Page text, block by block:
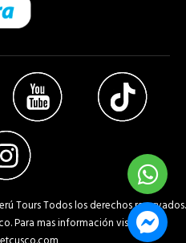
Tours Todos los derechos reservados.
Para mas información visita: